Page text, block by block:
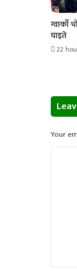
ग्वार्को
घाइते
22
Your